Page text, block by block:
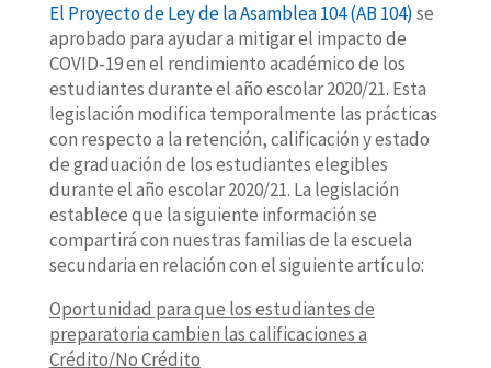
El Proyecto de Ley de la Asamblea 104 (AB 104) se
aprobado para ayudar a mitigar el impacto de
COVID-19 en el rendimiento académico de los
estudiantes durante el año escolar 2020/21. Esta
legislación modifica temporalmente las prácticas
con respecto a la retención, calificación y estado
de graduación de los estudiantes elegibles
durante el año escolar 2020/21. La legislación
establece que la siguiente información se
compartirá con nuestras familias de la escuela
secundaria en relación con el siguiente artículo:
Oportunidad para que los estudiantes de
preparatoria cambien las calificaciones a
Crédito/No Crédito